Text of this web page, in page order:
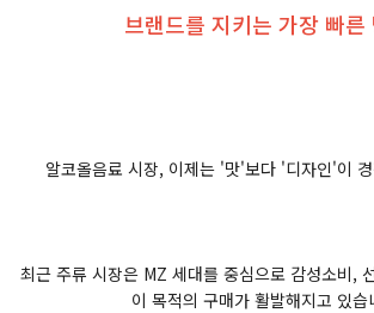
브랜드를 지키는 가장 빠른
알코올음료 시장, 이제는 '맛'보다 '디자인'이
최근 주류 시장은 MZ 세대를 중심으로 감성소비,
이 목적의 구매가 활발해지고 있습